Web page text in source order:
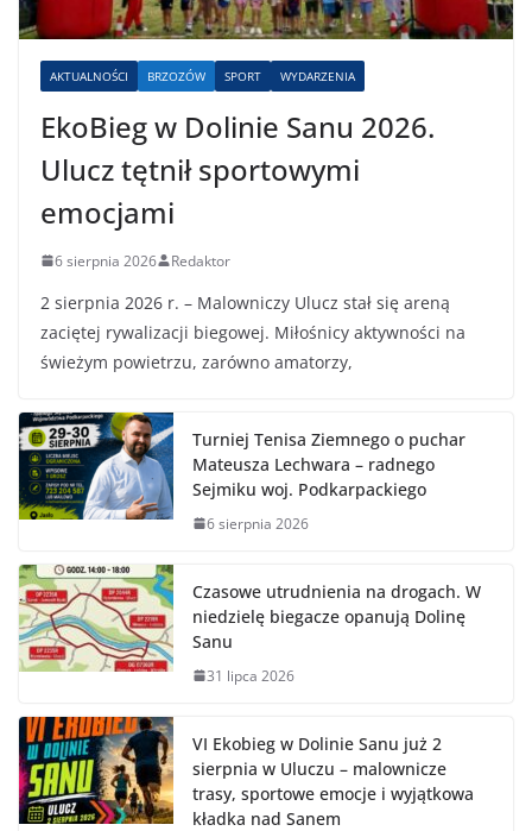
AKTUALNOŚCI BRZOZÓW SPORT WYDARZENIA
EkoBieg w Dolinie Sanu 2026.
Ulucz tętnił sportowymi
emocjami
6 sierpnia 2026 Redaktor
2 sierpnia 2026 r. – Malowniczy Ulucz stał się areną
zaciętej rywalizacji biegowej. Miłośnicy aktywności na
świeżym powietrzu, zarówno amatorzy,
Turniej Tenisa Ziemnego o puchar
Mateusza Lechwara – radnego
Sejmiku woj. Podkarpackiego
6 sierpnia 2026
Czasowe utrudnienia na drogach. W
niedzielę biegacze opanują Dolinę
Sanu
31 lipca 2026
VI Ekobieg w Dolinie Sanu już 2
sierpnia w Uluczu – malownicze
trasy, sportowe emocje i wyjątkowa
kładka nad Sanem